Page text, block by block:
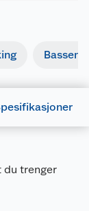
Basseng
du trenger